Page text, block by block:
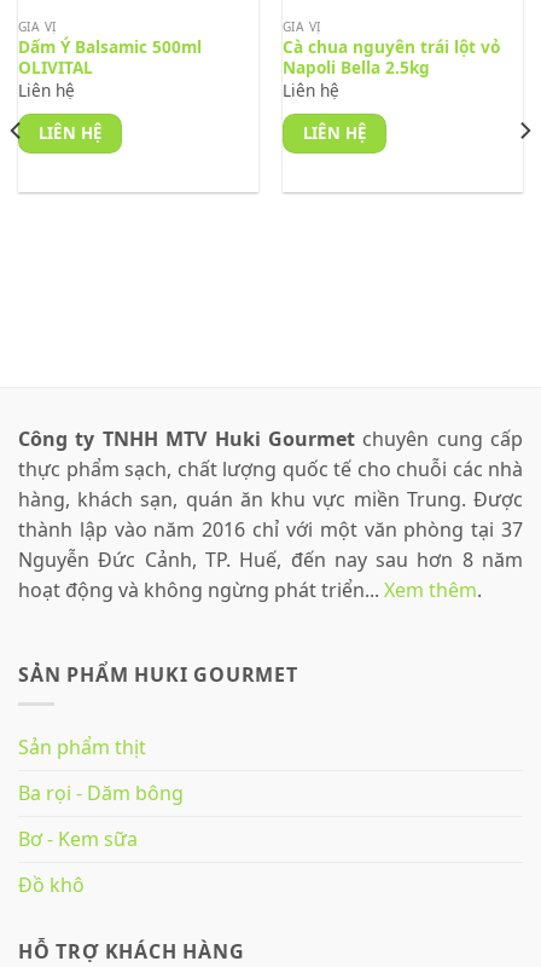
GIA VỊ
Dấm Ý Balsamic 500ml
OLIVITAL
Liên hệ
LIÊN HỆ
GIA VỊ
Cà chua nguyên trái lột vỏ
Napoli Bella 2.5kg
Liên hệ
LIÊN HỆ
Công ty TNHH MTV Huki Gourmetchuyên cung cấp
thực phẩm sạch, chất lượng quốc tế cho chuỗi các nhà
hàng, khách sạn, quán ăn khu vực miền Trung. Được
thành lập vào năm 2016 chỉ với một văn phòng tại 37
Nguyễn Đức Cảnh, TP. Huế, đến nay sau hơn 8 năm
hoạt động và không ngừng phát triển... Xem thêm.
SẢN PHẨM HUKI GOURMET
Sản phẩm thịt
Ba rọi - Dăm bông
Bơ - Kem sữa
Đồ khô
HỖ TRỢ KHÁCH HÀNG